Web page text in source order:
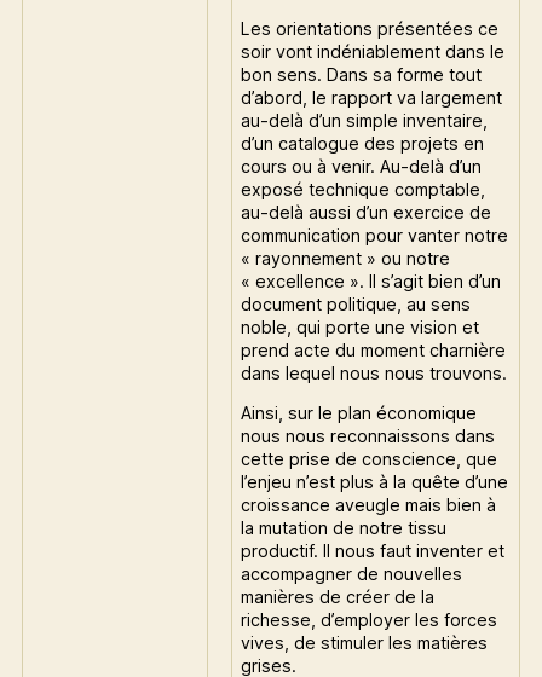
Les orientations présentées ce
soir vont indéniablement dans le
bon sens. Dans sa forme tout
d’abord, le rapport va largement
au-delà d’un simple inventaire,
d’un catalogue des projets en
cours ou à venir. Au-delà d’un
exposé technique comptable,
au-delà aussi d’un exercice de
communication pour vanter notre
« rayonnement » ou notre
« excellence ». Il s’agit bien d’un
document politique, au sens
noble, qui porte une vision et
prend acte du moment charnière
dans lequel nous nous trouvons.
Ainsi, sur le plan économique
nous nous reconnaissons dans
cette prise de conscience, que
l’enjeu n’est plus à la quête d’une
croissance aveugle mais bien à
la mutation de notre tissu
productif. Il nous faut inventer et
accompagner de nouvelles
manières de créer de la
richesse, d’employer les forces
vives, de stimuler les matières
grises.